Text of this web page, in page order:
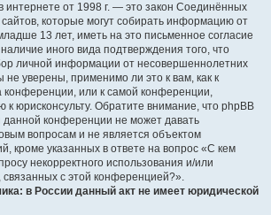
интернете от 1998 г. — это закон Соединённых
которые могут собирать информацию от
13 лет, иметь на это письменное согласие
иного вида подтверждения того, что
личной информации от несовершеннолетних
уверены, применимо ли это к вам, как к
конференции, или к самой конференции,
к юрисконсульту. Обратите внимание, что phpBB
данной конференции не может давать
вопросам и не является объектом
кроме указанных в ответе на вопрос «С кем
некорректного использования и/или
связанных с этой конференцией?».
в России данный акт не имеет юридической